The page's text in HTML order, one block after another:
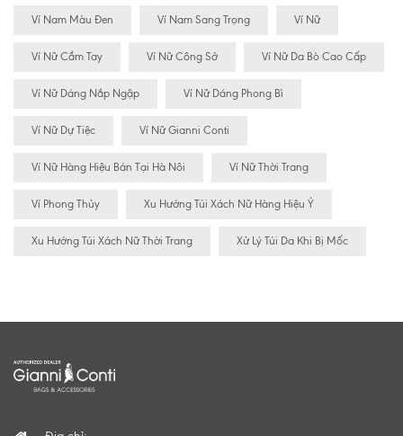
Ví Nam Màu Đen Ví Nam Sang Trọng Ví Nữ
Ví Nữ Cầm Tay Ví Nữ Công Sở Ví Nữ Da Bò Cao Cấp
Ví Nữ Dáng Nắp Ngập Ví Nữ Dáng Phong Bì
Ví Nữ Dự Tiệc Ví Nữ Gianni Conti
Ví Nữ Hàng Hiệu Bán Tại Hà Nôi Ví Nữ Thời Trang
Ví Phong Thủy Xu Hướng Túi Xách Nữ Hàng Hiệu Ý
Xu Hướng Túi Xách Nữ Thời Trang Xử Lý Túi Da Khi Bị Mốc